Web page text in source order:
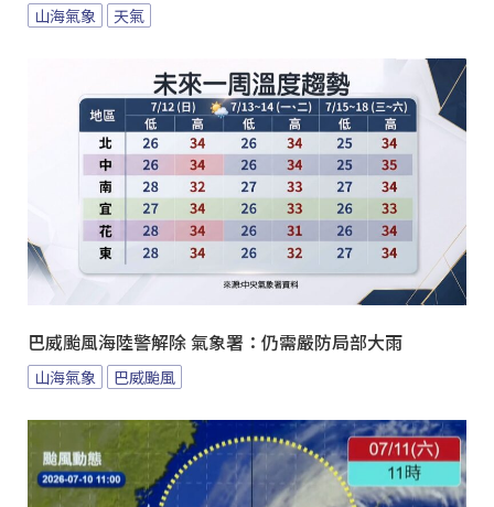
山海氣象 天氣
巴威颱風海陸警解除 氣象署：仍需嚴防局部大雨
山海氣象 巴威颱風